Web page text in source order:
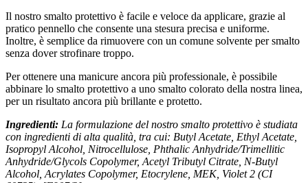
Il nostro smalto protettivo è facile e veloce da applicare, grazie al
pratico pennello che consente una stesura precisa e uniforme.
Inoltre, è semplice da rimuovere con un comune solvente per smalto
senza dover strofinare troppo.
Per ottenere una manicure ancora più professionale, è possibile
abbinare lo smalto protettivo a uno smalto colorato della nostra linea,
per un risultato ancora più brillante e protetto.
Ingredienti: La formulazione del nostro smalto protettivo è studiata
con ingredienti di alta qualità, tra cui: Butyl Acetate, Ethyl Acetate,
Isopropyl Alcohol, Nitrocellulose, Phthalic Anhydride/Trimellitic
Anhydride/Glycols Copolymer, Acetyl Tributyl Citrate, N-Butyl
Alcohol, Acrylates Copolymer, Etocrylene, MEK, Violet 2 (CI